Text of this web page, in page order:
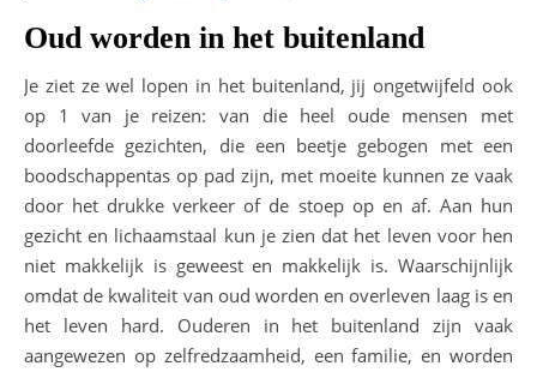
Oud worden in het buitenland
Je ziet ze wel lopen in het buitenland, jij ongetwijfeld ook
op 1 van je reizen: van die heel oude mensen met
doorleefde gezichten, die een beetje gebogen met een
boodschappentas op pad zijn, met moeite kunnen ze vaak
door het drukke verkeer of de stoep op en af. Aan hun
gezicht en lichaamstaal kun je zien dat het leven voor hen
niet makkelijk is geweest en makkelijk is. Waarschijnlijk
omdat de kwaliteit van oud worden en overleven laag is en
het leven hard. Ouderen in het buitenland zijn vaak
aangewezen op zelfredzaamheid, een familie, en worden